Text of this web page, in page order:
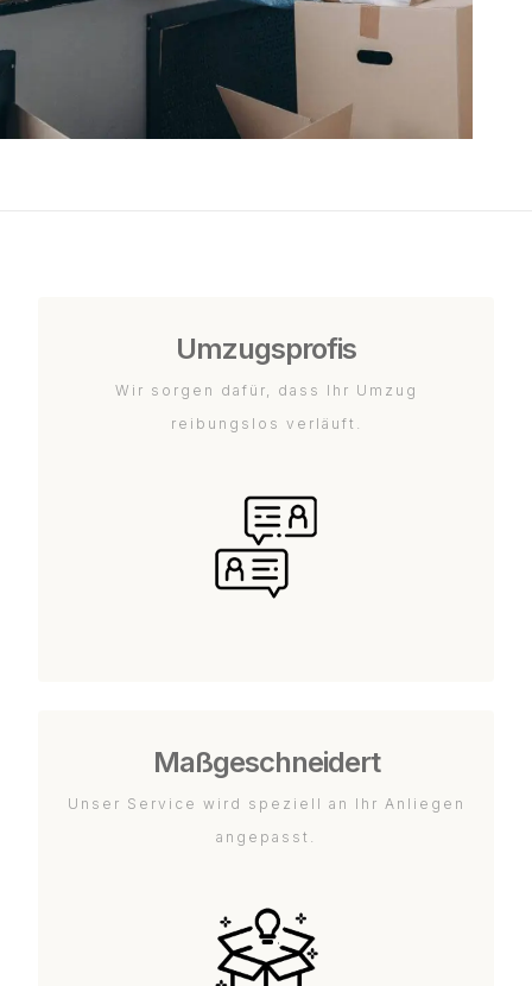
Umzugsprofis
Wir sorgen dafür, dass Ihr Umzug
reibungslos verläuft.
Maßgeschneidert
Unser Service wird speziell an Ihr Anliegen
angepasst.